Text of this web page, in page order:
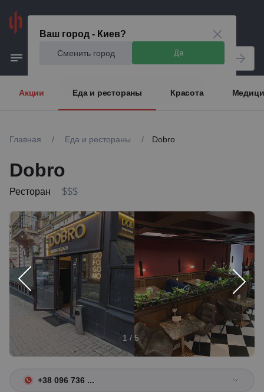
Ваш город - Киев?
Сменить город Да
Акции Еда и рестораны Красота
Главная / Еда и рестораны / Dobro
Dobro
Ресторан $$$
1 / 5
+38 096 736 ...